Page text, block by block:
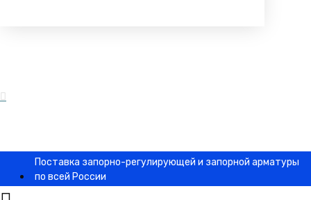
Поставка запорно-регулирующей и запорной арматуры
по всей России